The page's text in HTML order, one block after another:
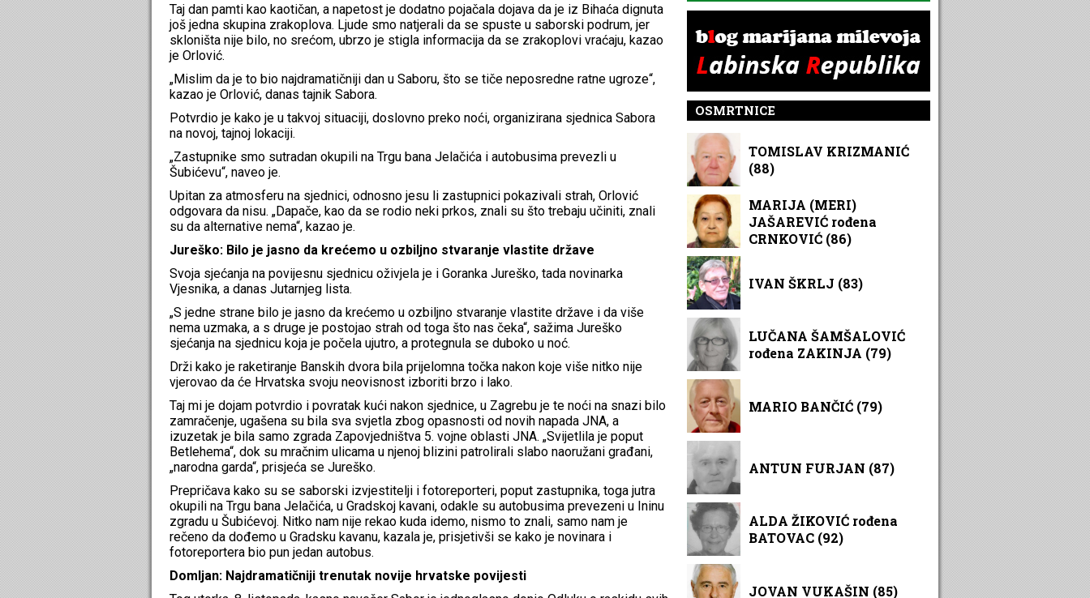
Taj dan pamti kao kaotičan, a napetost je dodatno pojačala dojava da je iz Bihaća dignuta
još jedna skupina zrakoplova. Ljude smo natjerali da se spuste u saborski podrum, jer
skloništa nije bilo, no srećom, ubrzo je stigla informacija da se zrakoplovi vraćaju, kazao
je Orlović.
„Mislim da je to bio najdramatičniji dan u Saboru, što se tiče neposredne ratne ugroze“,
kazao je Orlović, danas tajnik Sabora.
Potvrdio je kako je u takvoj situaciji, doslovno preko noći, organizirana sjednica Sabora
na novoj, tajnoj lokaciji.
„Zastupnike smo sutradan okupili na Trgu bana Jelačića i autobusima prevezli u
Šubićevu“, naveo je.
Upitan za atmosferu na sjednici, odnosno jesu li zastupnici pokazivali strah, Orlović
odgovara da nisu. „Dapače, kao da se rodio neki prkos, znali su što trebaju učiniti, znali
su da alternative nema“, kazao je.
Jureško: Bilo je jasno da krećemo u ozbiljno stvaranje vlastite države
Svoja sjećanja na povijesnu sjednicu oživjela je i Goranka Jureško, tada novinarka
Vjesnika, a danas Jutarnjeg lista.
„S jedne strane bilo je jasno da krećemo u ozbiljno stvaranje vlastite države i da više
nema uzmaka, a s druge je postojao strah od toga što nas čeka“, sažima Jureško
sjećanja na sjednicu koja je počela ujutro, a protegnula se duboko u noć.
Drži kako je raketiranje Banskih dvora bila prijelomna točka nakon koje više nitko nije
vjerovao da će Hrvatska svoju neovisnost izboriti brzo i lako.
Taj mi je dojam potvrdio i povratak kući nakon sjednice, u Zagrebu je te noći na snazi bilo
zamračenje, ugašena su bila sva svjetla zbog opasnosti od novih napada JNA, a
izuzetak je bila samo zgrada Zapovjedništva 5. vojne oblasti JNA. „Svijetlila je poput
Betlehema“, dok su mračnim ulicama u njenoj blizini patrolirali slabo naoružani građani,
„narodna garda“, prisjeća se Jureško.
Prepričava kako su se saborski izvjestitelji i fotoreporteri, poput zastupnika, toga jutra
okupili na Trgu bana Jelačića, u Gradskoj kavani, odakle su autobusima prevezeni u Ininu
zgradu u Šubićevoj. Nitko nam nije rekao kuda idemo, nismo to znali, samo nam je
rečeno da dođemo u Gradsku kavanu, kazala je, prisjetivši se kako je novinara i
fotoreportera bio pun jedan autobus.
Domljan: Najdramatičniji trenutak novije hrvatske povijesti
OSMRTNICE
TOMISLAV KRIZMANIĆ
(88)
MARIJA (MERI)
JAŠAREVIĆ rođena
CRNKOVIĆ (86)
IVAN ŠKRLJ (83)
LUČANA ŠAMŠALOVIĆ
rođena ZAKINJA (79)
MARIO BANČIĆ (79)
ANTUN FURJAN (87)
ALDA ŽIKOVIĆ rođena
BATOVAC (92)
JOVAN VUKAŠIN (85)